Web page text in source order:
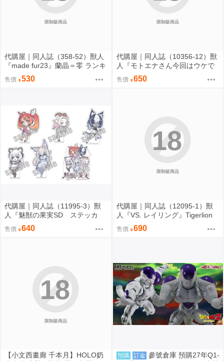
限制級商品
代購屋｜同人誌（358-52）獸人
『made fur23』蘭晶＝零 ランキ
チ 096
售價 530
限制級商品
代購屋｜同人誌（10356-12）獸
人『モトエナさん今回はウケで
お願いします！！』まだら模様
まんだら亭
售價 650
代購屋｜同人誌（11995-3）獸
人『魅獣の果実SD ステッカ
ー』KEYAKI Hobby rig-pa2026
KEYAKI Hobby
售價 640
限制級商品
18
代購屋｜同人誌（12095-1）獸
人『VS. レイリング』Tigerlion
Moikana GRRRCOMICS-TG
售價 690
限制級商品
18
【小文西畫廊 千本月】HOLO奶
預購 訂金 參號倉庫 預購27年Q1-